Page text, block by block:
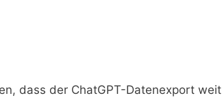
dass der ChatGPT-Datenexport weit